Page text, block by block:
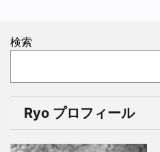
検索
Ryo プロフィール